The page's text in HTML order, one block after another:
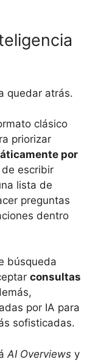
clásico
priorizar
por
de escribir
lista de
preguntas
dentro
búsqueda
consultas
por IA para
sofisticadas.
AI Overviews y